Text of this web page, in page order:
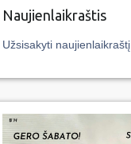
Naujienlaikraštis
Užsisakyti naujienlaikraštį